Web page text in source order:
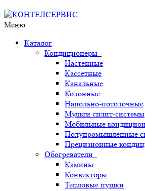
Меню
Каталог
Кондиционеры
Настенные
Кассетные
Канальные
Колонные
Напольно-потолочные
Мульти сплит-системы
Мобильные
Полупромышленные
Прецизионные
Обогреватели
Камины
Конвекторы
Тепловые пушки